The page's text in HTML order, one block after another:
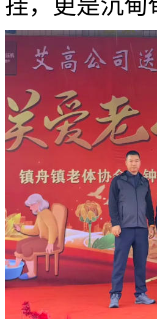
挂，更是沉甸